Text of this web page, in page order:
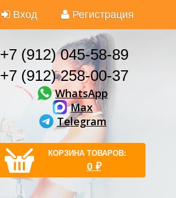
Вход Регистрация
+7 (912) 045-58-89
+7 (912) 258-00-37
WhatsApp
Max
Telegram
КОРЗИНА ТОВАРОВ:
0 ₽